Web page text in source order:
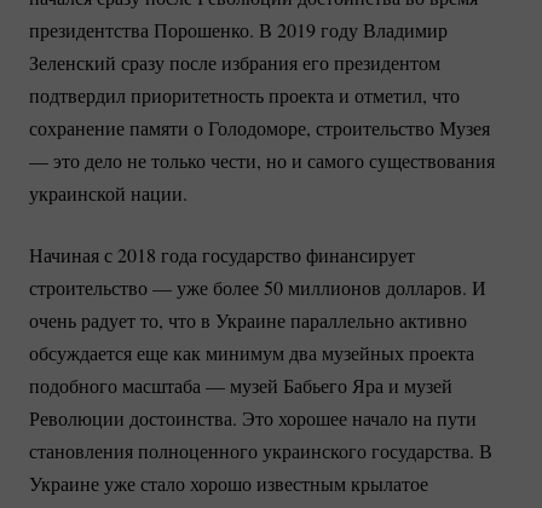
президентства Порошенко. В 2019 году Владимир
Зеленский сразу после избрания его президентом
подтвердил приоритетность проекта и отметил, что
сохранение памяти о Голодоморе, строительство Музея
— это дело не только чести, но и самого существования
украинской нации.
Начиная с 2018 года государство финансирует
строительство — уже более 50 миллионов долларов. И
очень радует то, что в Украине параллельно активно
обсуждается еще как минимум два музейных проекта
подобного масштаба — музей Бабьего Яра и музей
Революции достоинства. Это хорошее начало на пути
становления полноценного украинского государства. В
Украине уже стало хорошо известным крылатое